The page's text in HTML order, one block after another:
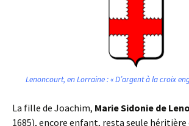
Lenoncourt, en Lorraine : « D’argent à la croix
La fille de Joachim, Marie Sidonie de
1685), encore enfant, resta seule héritière